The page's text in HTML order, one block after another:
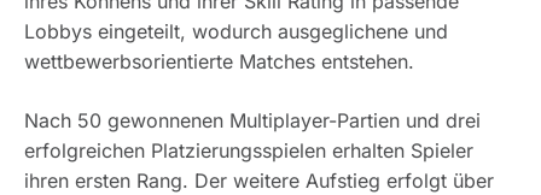
Lobbys eingeteilt, wodurch ausgeglichene und
wettbewerbsorientierte Matches entstehen.
Nach 50 gewonnenen Multiplayer-Partien und drei
erfolgreichen Platzierungsspielen erhalten Spieler
ihren ersten Rang. Der weitere Aufstieg erfolgt über